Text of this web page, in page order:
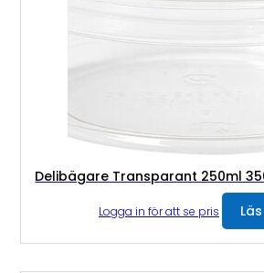
Delibägare Transparant 250ml
Logga in för att se pris